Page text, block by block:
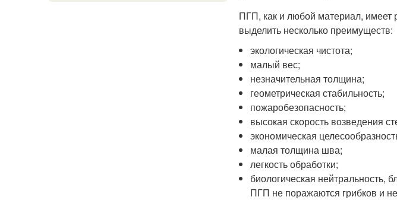
ПГП, как и любой материал, имеет
выделить несколько преимуществ:
экологическая чистота;
малый вес;
незначительная толщина;
геометрическая стабильность;
пожаробезопасность;
высокая скорость возведения
экономическая
малая толщина шва;
легкость обработки;
биологическая нейтральность,
ПГП не поражаются грибков и